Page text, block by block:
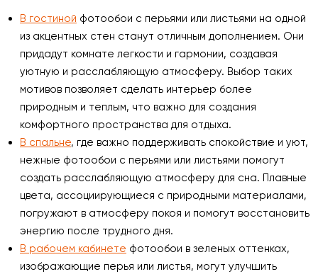
В гостиной фотообои с перьями или листьями на одной
из акцентных стен станут отличным дополнением. Они
придадут комнате легкости и гармонии, создавая
уютную и расслабляющую атмосферу. Выбор таких
мотивов позволяет сделать интерьер более
природным и теплым, что важно для создания
комфортного пространства для отдыха.
В спальне, где важно поддерживать спокойствие и уют,
нежные фотообои с перьями или листьями помогут
создать расслабляющую атмосферу для сна. Плавные
цвета, ассоциирующиеся с природными материалами,
погружают в атмосферу покоя и помогут восстановить
энергию после трудного дня.
В рабочем кабинете фотообои в зеленых оттенках,
изображающие перья или листья, могут улучшить